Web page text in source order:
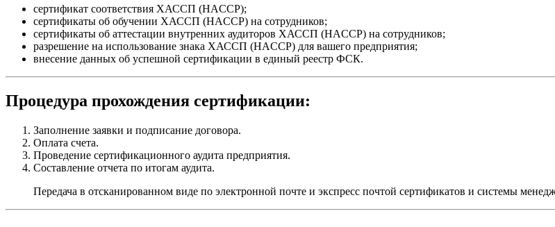
сертификат соответствия ХАССП (HACCP);
сертификаты об обучении ХАССП (HACCP) на сотрудников;
сертификаты об аттестации внутренних аудиторов ХАССП (HACCP) на сотрудников;
разрешение на использование знака ХАССП (HACCP) для вашего предприятия;
внесение данных об успешной сертификации в единый реестр ФСК.
Процедура прохождения сертификации:
Заполнение заявки и подписание договора.
Оплата счета.
Проведение сертификационного аудита предприятия.
Составление отчета по итогам аудита.
Передача в отсканированном виде по электронной почте и экспресс почтой сертификатов и системы